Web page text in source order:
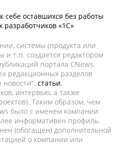
себе оставшихся без работы
разработчиков «1С»
системы (продукта или
и т.п. создается редактором
портала CNews.
редакционных разделов
новости", статьи,
интервью, а также
Таким образом, чем
было с именем компании
информативен профиль.
(обогащен) дополнительной
о компании или